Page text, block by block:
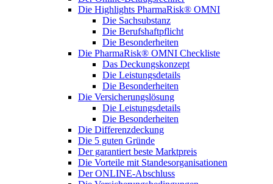
Die Highlights PharmaRisk® OMNI
Die Sachsubstanz
Die Berufshaftpflicht
Die Besonderheiten
Die PharmaRisk® OMNI Checkliste
Das Deckungskonzept
Die Leistungsdetails
Die Besonderheiten
Die Versicherungslösung
Die Leistungsdetails
Die Besonderheiten
Die Differenzdeckung
Die 5 guten Gründe
Der garantiert beste Marktpreis
Die Vorteile mit Standesorganisationen
Der ONLINE-Abschluss